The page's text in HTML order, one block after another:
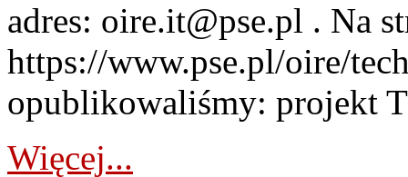
adres: oire.it@pse.pl . Na
https://www.pse.pl/oire/
opublikowaliśmy: projekt
Więcej...